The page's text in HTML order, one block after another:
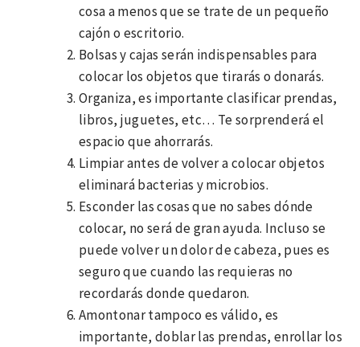
cosa a menos que se trate de un pequeño
cajón o escritorio.
Bolsas y cajas serán indispensables para
colocar los objetos que tirarás o donarás.
Organiza, es importante clasificar prendas,
libros, juguetes, etc… Te sorprenderá el
espacio que ahorrarás.
Limpiar antes de volver a colocar objetos
eliminará bacterias y microbios.
Esconder las cosas que no sabes dónde
colocar, no será de gran ayuda. Incluso se
puede volver un dolor de cabeza, pues es
seguro que cuando las requieras no
recordarás donde quedaron.
Amontonar tampoco es válido, es
importante, doblar las prendas, enrollar los